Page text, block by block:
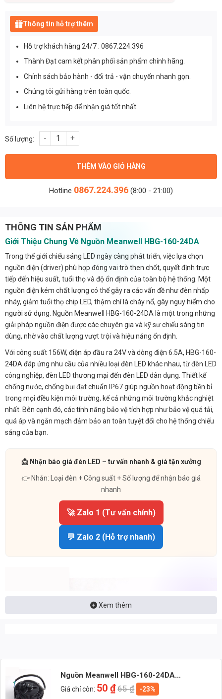
Thông tin hỗ trợ thêm
Hỗ trợ khách hàng 24/7 : 0867.224.396
Thành Đạt cam kết phân phối sản phẩm chính hãng.
Chính sách bảo hành - đổi trả - vận chuyển nhanh gọn.
Chúng tôi gửi hàng trên toàn quốc.
Liên hệ trực tiếp để nhận giá tốt nhất.
Nguồn Meanwell HBG-160-24DA (156,00W/24V/6.50A) số lượng
THÊM VÀO GIỎ HÀNG
Hotline 0867.224.396 (8:00 - 21:00)
THÔNG TIN SẢN PHẨM
Giới Thiệu Chung Về Nguồn Meanwell HBG-160-24DA
Trong thế giới chiếu sáng LED ngày càng phát triển, việc lựa chọn
nguồn điện (driver) phù hợp đóng vai trò then chốt, quyết định trực
tiếp đến hiệu suất, tuổi thọ và độ ổn định của toàn bộ hệ thống. Một
nguồn điện kém chất lượng có thể gây ra các vấn đề như đèn nhấp
nháy, giảm tuổi thọ chip LED, thậm chí là cháy nổ, gây nguy hiểm cho
người sử dụng. Nguồn Meanwell HBG-160-24DA là một trong những
giải pháp nguồn điện được các chuyên gia và kỹ sư chiếu sáng tin
dùng, nhờ vào chất lượng vượt trội và hiệu năng ổn định.
Với công suất 156W, điện áp đầu ra 24V và dòng điện 6.5A, HBG-160-
24DA đáp ứng nhu cầu của nhiều loại đèn LED khác nhau, từ đèn LED
công nghiệp, đèn LED thương mại đến đèn LED dân dụng. Thiết kế
chống nước, chống bụi đạt chuẩn IP67 giúp nguồn hoạt động bền bỉ
trong mọi điều kiện môi trường, kể cả những môi trường khắc nghiệt
nhất. Bên cạnh đó, các tính năng bảo vệ tích hợp như bảo vệ quá tải,
quá áp và ngắn mạch đảm bảo an toàn tuyệt đối cho hệ thống chiếu
sáng của bạn.
📩 Nhận báo giá đèn LED – tư vấn nhanh & giá tận xưởng
👉 Nhắn: Loại đèn + Công suất + Số lượng để nhận báo giá
nhanh
🚀 Zalo 1 (Tư vấn chính)
💬 Zalo 2 (Hỗ trợ nhanh)
Xem thêm
Nguồn Meanwell HBG-160-24DA
(156,00W/24V/6.50A)
Giá chỉ còn: 50₫65₫
-23%